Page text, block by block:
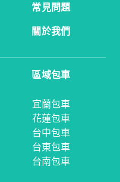
常見問題
關於我們
區域包車
宜蘭包車
花蓮包車
台中包車
台東包車
台南包車